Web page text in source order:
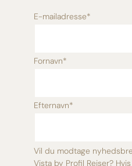
E-mailadresse*
Fornavn*
Efternavn*
Vil du modtage
Vista by Profil Rejser?